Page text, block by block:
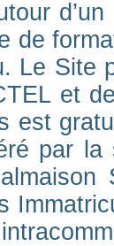
de
Le
et
est
par la